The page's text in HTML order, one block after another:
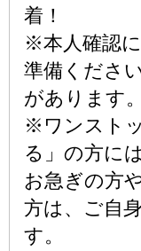
着！
※本人確認
準備くださ
があります。
※ワンスト
る」の方に
お急ぎの方
方は、ご自
す。